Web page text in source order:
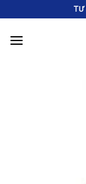
to
content
TƯ